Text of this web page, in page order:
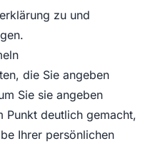
zu und
die Sie angeben
Sie sie angeben
Punkt deutlich gemacht,
Ihrer persönlichen